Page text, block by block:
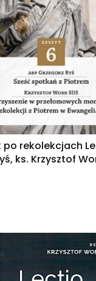
po rekolekcjach
ks. Krzysztof